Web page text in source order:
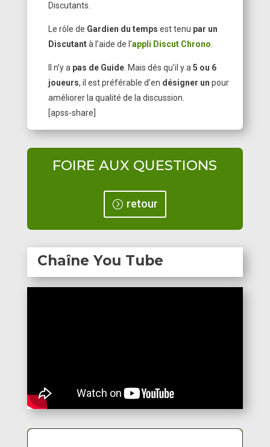
Discutants.
Le rôle de Gardien du temps est tenu par un
Discutantà l’aide de l’appli Discut Chrono
Il n’y a pas de Guide. Mais dés qu’il y a 5 ou 6
joueurs, il est préférable d’en désigner un pour
améliorer la qualité de la discussion.
[apss-share]
FOIRE AUX QUESTIONS
retour
Chaîne You Tube